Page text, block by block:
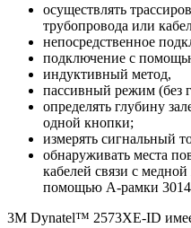
осуществлять
трубопровода или
непосредственное
подключение с
индуктивный метод,
пассивный режим (без
определять глубину
одной кнопки;
измерять сигнальный
обнаруживать места
кабелей связи с
помощью А-рамки
3M Dynatel™ 2573XE-ID